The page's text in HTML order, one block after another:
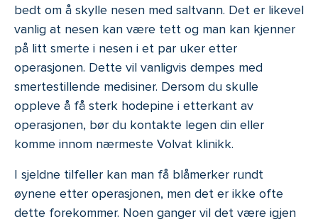
bedt om å skylle nesen med saltvann. Det er likevel
vanlig at nesen kan være tett og man kan kjenner
på litt smerte i nesen i et par uker etter
operasjonen. Dette vil vanligvis dempes med
smertestillende medisiner. Dersom du skulle
oppleve å få sterk hodepine i etterkant av
operasjonen, bør du kontakte legen din eller
komme innom nærmeste Volvat klinikk.
I sjeldne tilfeller kan man få blåmerker rundt
øynene etter operasjonen, men det er ikke ofte
dette forekommer. Noen ganger vil det være igjen